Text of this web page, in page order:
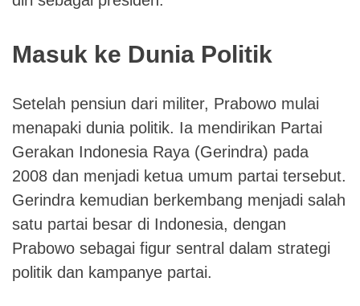
Masuk ke Dunia Politik
Setelah pensiun dari militer, Prabowo mulai
menapaki dunia politik. Ia mendirikan Partai
Gerakan Indonesia Raya (Gerindra) pada
2008 dan menjadi ketua umum partai tersebut.
Gerindra kemudian berkembang menjadi salah
satu partai besar di Indonesia, dengan
Prabowo sebagai figur sentral dalam strategi
politik dan kampanye partai.